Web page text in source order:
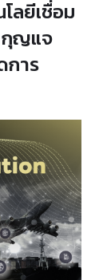
ลยีเชื่อม
กุญแจ
การ